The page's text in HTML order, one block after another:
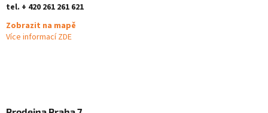
tel. + 420 261 261 621
Zobrazit na mapě
Více informací ZDE